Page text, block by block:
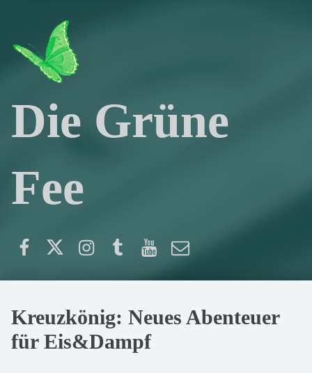
Die Grüne
Fee
Kreuzkönig: Neues Abenteuer
für Eis&Dampf